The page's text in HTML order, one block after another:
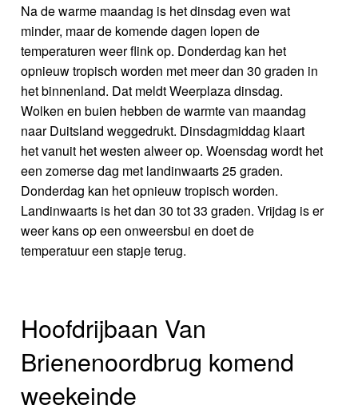
Na de warme maandag is het dinsdag even wat
minder, maar de komende dagen lopen de
temperaturen weer flink op. Donderdag kan het
opnieuw tropisch worden met meer dan 30 graden in
het binnenland. Dat meldt Weerplaza dinsdag.
Wolken en buien hebben de warmte van maandag
naar Duitsland weggedrukt. Dinsdagmiddag klaart
het vanuit het westen alweer op. Woensdag wordt het
een zomerse dag met landinwaarts 25 graden.
Donderdag kan het opnieuw tropisch worden.
Landinwaarts is het dan 30 tot 33 graden. Vrijdag is er
weer kans op een onweersbui en doet de
temperatuur een stapje terug.
Hoofdrijbaan Van
Brienenoordbrug komend
weekeinde